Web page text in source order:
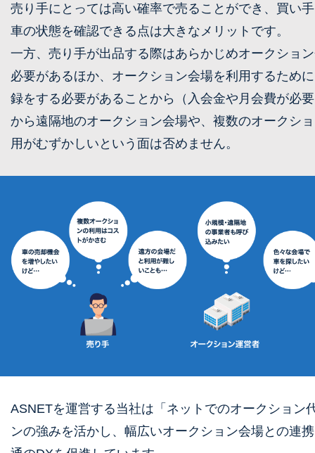
売り⼿にとっては⾼い確率で売ることができ、買い
⾞の状態を確認できる点は⼤きなメリットです。
⼀⽅、売り⼿が出品する際はあらかじめオークショ
必要があるほか、オークション会場を利⽤するため
録をする必要があることから（⼊会⾦や⽉会費が必
から遠隔地のオークション会場や、複数のオークシ
⽤がむずかしいという⾯は否めません。
ASNETを運営する当社は「ネットでのオークション
ンの強みを活かし、幅広いオークション会場との連